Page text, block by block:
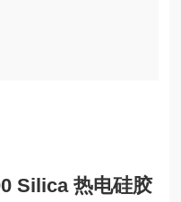
Silica 热电硅胶